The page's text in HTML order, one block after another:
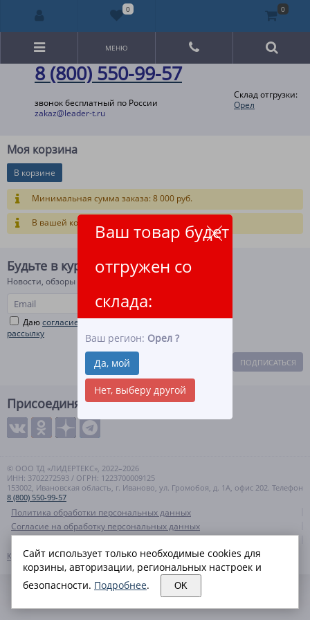
8 (800) 550-99-57
звонок бесплатный по России
zakaz@leader-t.ru
Склад отгрузки:
Орел
Ваш товар будет
отгружен со
склада:
Ваш регион: Орел ?
Да, мой
Нет, выберу другой
МЕНЮ
Моя корзина
В корзине
Минимальная сумма заказа: 8 000 руб.
В вашей корзине ещё нет товаров.
Будьте в курсе!
Новости, обзоры и акции
Даюсогласие на рекламную и информационную
рассылку
ПОДПИСАТЬСЯ
Присоединяйтесь
© ООО ТД «ЛИДЕРТЕКС», 2022–2026
ИНН: 3702272593 / ОГРН: 1223700009125
153002, Ивановская область, г. Иваново, ул. Громобоя, д. 1А, офис 202. Телефон
8 (800) 550-99-57
Политика обработки персональных данных
Согласие на обработку персональных данных
Контакты
Карта сайта
0 0
Сайт использует только необходимые cookies для
корзины, авторизации, региональных настроек и
безопасности. Подробнее. OK